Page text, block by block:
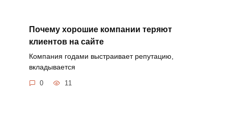
Почему хорошие компании теряют
клиентов на сайте
Компания годами выстраивает репутацию,
вкладывается
0 11